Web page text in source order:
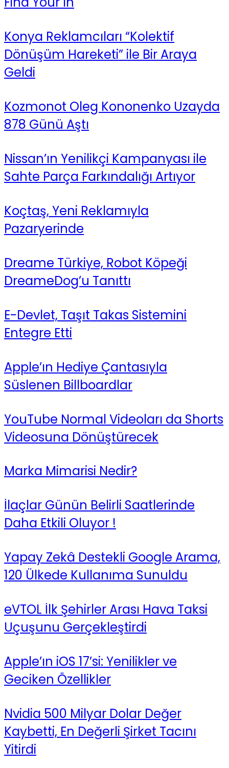
Konya Reklamcıları “Kolektif
Dönüşüm Hareketi” ile Bir Araya
Geldi
Kozmonot Oleg Kononenko Uzayda
878 Günü Aştı
Nissan’ın Yenilikçi Kampanyası ile
Sahte Parça Farkındalığı Artıyor
Koçtaş, Yeni Reklamıyla
Pazaryerinde
Dreame Türkiye, Robot Köpeği
DreameDog’u Tanıttı
E-Devlet, Taşıt Takas Sistemini
Entegre Etti
Apple’ın Hediye Çantasıyla
Süslenen Billboardlar
YouTube Normal Videoları da Shorts
Videosuna Dönüştürecek
Marka Mimarisi Nedir?
İlaçlar Günün Belirli Saatlerinde
Daha Etkili Oluyor !
Yapay Zekâ Destekli Google Arama,
120 Ülkede Kullanıma Sunuldu
eVTOL İlk Şehirler Arası Hava Taksi
Uçuşunu Gerçekleştirdi
Apple’ın iOS 17’si: Yenilikler ve
Geciken Özellikler
Nvidia 500 Milyar Dolar Değer
Kaybetti, En Değerli Şirket Tacını
Yitirdi